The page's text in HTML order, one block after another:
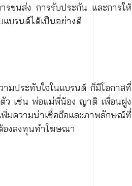
รขนส่ง การรับประกัน และการให้
แบรนด์ได้เป็นอย่างดี
มประทับใจในแบรนด์ ก็มีโอกาสที่
ว เช่น พ่อแม่พี่น้อง ญาติ เพื่อนฝูง
พิ่มความน่าเชื่อถือและภาพลักษณ์ที่
องลงทุนทำโฆษณา